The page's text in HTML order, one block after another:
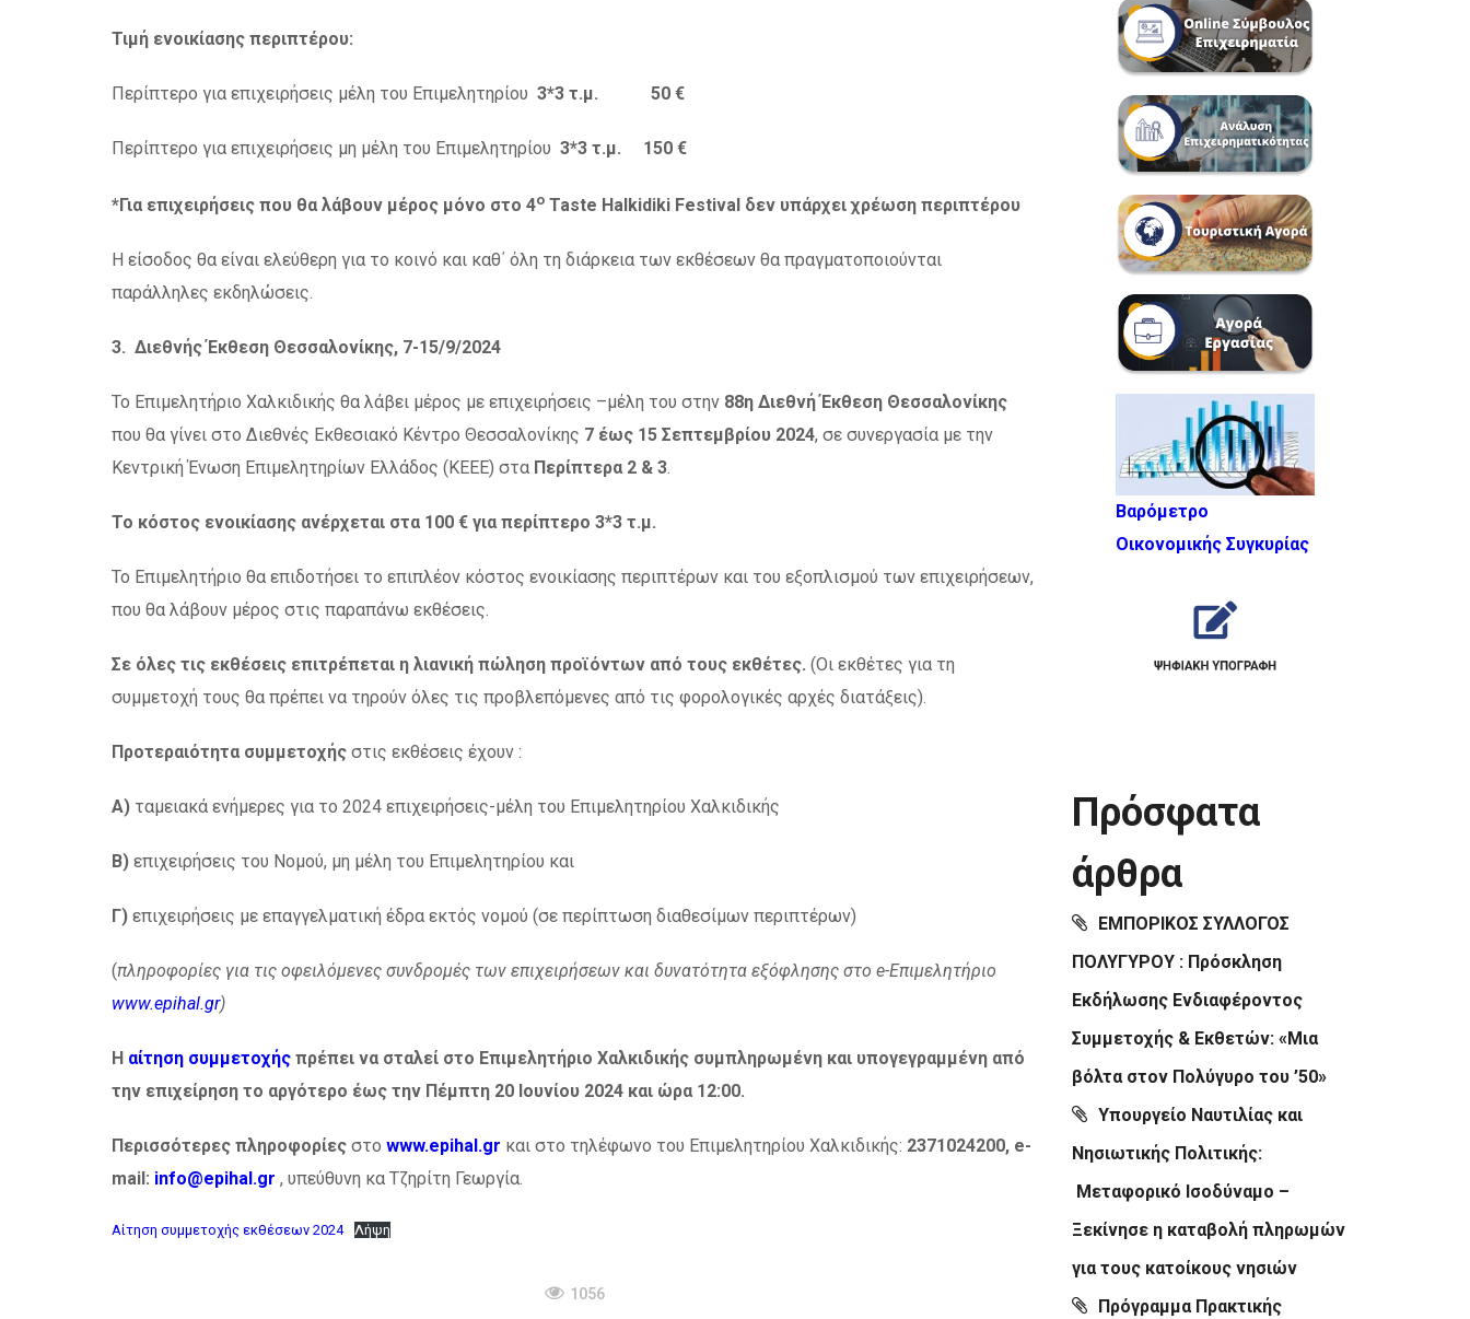
Τιμή ενοικίασης περιπτέρου:
Περίπτερο για επιχειρήσεις μέλη του Επιμελητηρίου 3*3 τ.μ. 50 €
Περίπτερο για επιχειρήσεις μη μέλη του Επιμελητηρίου 3*3 τ.μ. 150 €
*Για επιχειρήσεις που θα λάβουν μέρος μόνο στο 4ο Taste Halkidiki Festival δεν υπάρχει χρέωση περιπτέρου
Η είσοδος θα είναι ελεύθερη για το κοινό και καθ΄ όλη τη διάρκεια των εκθέσεων θα πραγματοποιούνται
παράλληλες εκδηλώσεις.
3. Διεθνής Έκθεση Θεσσαλονίκης, 7-15/9/2024
Το Επιμελητήριο Χαλκιδικής θα λάβει μέρος με επιχειρήσεις –μέλη του στην 88η Διεθνή Έκθεση Θεσσαλονίκης
που θα γίνει στο Διεθνές Εκθεσιακό Κέντρο Θεσσαλονίκης 7 έως 15 Σεπτεμβρίου 2024, σε συνεργασία με την
Κεντρική Ένωση Επιμελητηρίων Ελλάδος (ΚΕΕΕ) στα Περίπτερα 2 & 3.
Το κόστος ενοικίασης ανέρχεται στα 100 € για περίπτερο 3*3 τ.μ.
Το Επιμελητήριο θα επιδοτήσει το επιπλέον κόστος ενοικίασης περιπτέρων και του εξοπλισμού των επιχειρήσεων,
που θα λάβουν μέρος στις παραπάνω εκθέσεις.
Σε όλες τις εκθέσεις επιτρέπεται η λιανική πώληση προϊόντων από τους εκθέτες. (Οι εκθέτες για τη
συμμετοχή τους θα πρέπει να τηρούν όλες τις προβλεπόμενες από τις φορολογικές αρχές διατάξεις).
Προτεραιότητα συμμετοχής στις εκθέσεις έχουν :
Α) ταμειακά ενήμερες για το 2024 επιχειρήσεις-μέλη του Επιμελητηρίου Χαλκιδικής
Β) επιχειρήσεις του Νομού, μη μέλη του Επιμελητηρίου και
Γ) επιχειρήσεις με επαγγελματική έδρα εκτός νομού (σε περίπτωση διαθεσίμων περιπτέρων)
(πληροφορίες για τις οφειλόμενες συνδρομές των επιχειρήσεων και δυνατότητα εξόφλησης στο e-Επιμελητήριο
www.epihal.gr)
Η αίτηση συμμετοχής πρέπει να σταλεί στο Επιμελητήριο Χαλκιδικής συμπληρωμένη και υπογεγραμμένη από
την επιχείρηση το αργότερο έως την Πέμπτη 20 Ιουνίου 2024 και ώρα 12:00.
Περισσότερες πληροφορίες στο www.epihal.gr και στο τηλέφωνο του Επιμελητηρίου Χαλκιδικής: 2371024200, e-
mail: info@epihal.gr , υπεύθυνη κα Τζηρίτη Γεωργία.
Αίτηση συμμετοχής εκθέσεων 2024 Λήψη
1056
Βαρόμετρο
Οικονομικής Συγκυρίας
Πρόσφατα
άρθρα
ΕΜΠΟΡΙΚΟΣ ΣΥΛΛΟΓΟΣ
ΠΟΛΥΓΥΡΟΥ : Πρόσκληση
Εκδήλωσης Ενδιαφέροντος
Συμμετοχής & Εκθετών: «Μια
βόλτα στον Πολύγυρο του ’50»
Υπουργείο Ναυτιλίας και
Νησιωτικής Πολιτικής:
Μεταφορικό Ισοδύναμο –
Ξεκίνησε η καταβολή πληρωμών
για τους κατοίκους νησιών
Πρόγραμμα Πρακτικής